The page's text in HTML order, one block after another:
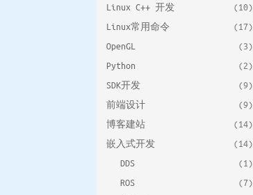
Linux C++ 开发
(10)
Linux常用命令
(17)
OpenGL
(3)
Python
(2)
SDK开发
(9)
前端设计
(9)
博客建站
(14)
嵌入式开发
(14)
DDS
(1)
ROS
(7)